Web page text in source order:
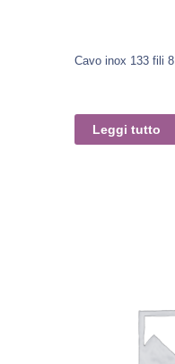
Cavo inox 133 fili
Leggi tutto